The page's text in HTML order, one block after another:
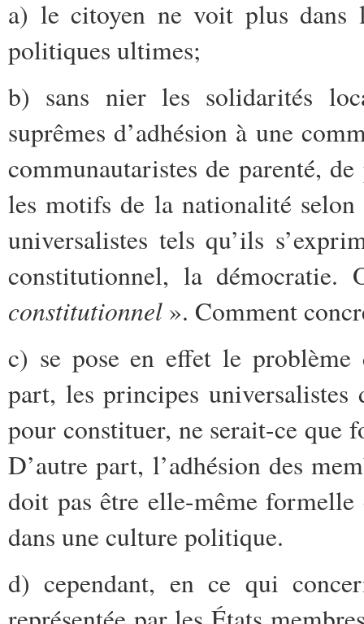
a) le citoyen ne voit plus dans
politiques ultimes;
b) sans nier les solidarités
suprêmes d’adhésion à une
communautaristes de parenté,
les motifs de la nationalité selon
universalistes tels qu’ils
constitutionnel, la
constitutionnel ». Comment
c) se pose en effet le problème
part, les principes
pour constituer, ne serait-ce que
D’autre part, l’adhésion des
doit pas être elle-même
dans une culture politique.
d) cependant, en ce qui